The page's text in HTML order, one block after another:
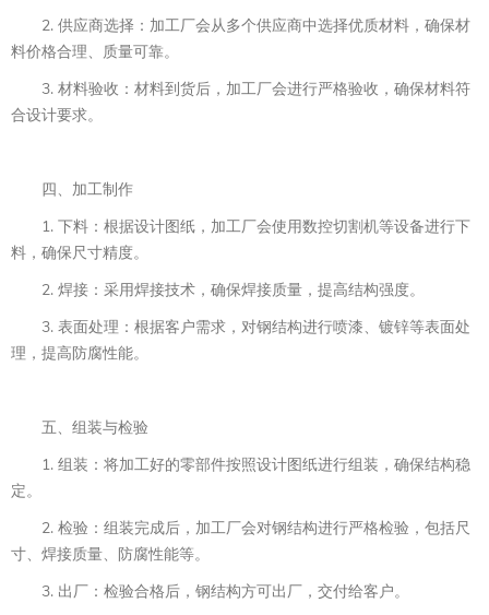
2. 供应商选择：加工厂会从多个供应商中选择优质材料，确保材
料价格合理、质量可靠。
3. 材料验收：材料到货后，加工厂会进行严格验收，确保材料符
合设计要求。
四、加工制作
1. 下料：根据设计图纸，加工厂会使用数控切割机等设备进行下
料，确保尺寸精度。
2. 焊接：采用焊接技术，确保焊接质量，提高结构强度。
3. 表面处理：根据客户需求，对钢结构进行喷漆、镀锌等表面处
理，提高防腐性能。
五、组装与检验
1. 组装：将加工好的零部件按照设计图纸进行组装，确保结构稳
定。
2. 检验：组装完成后，加工厂会对钢结构进行严格检验，包括尺
寸、焊接质量、防腐性能等。
3. 出厂：检验合格后，钢结构方可出厂，交付给客户。